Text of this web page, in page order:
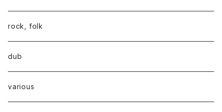
rock, folk
dub
various